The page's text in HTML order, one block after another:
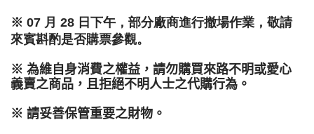
※ 07 月 28 日下午，部分廠商進行撤場作業，敬請
來賓斟酌是否購票參觀。
※ 為維自身消費之權益，請勿購買來路不明或愛心
義賣之商品，且拒絕不明人士之代購行為。
※ 請妥善保管重要之財物。